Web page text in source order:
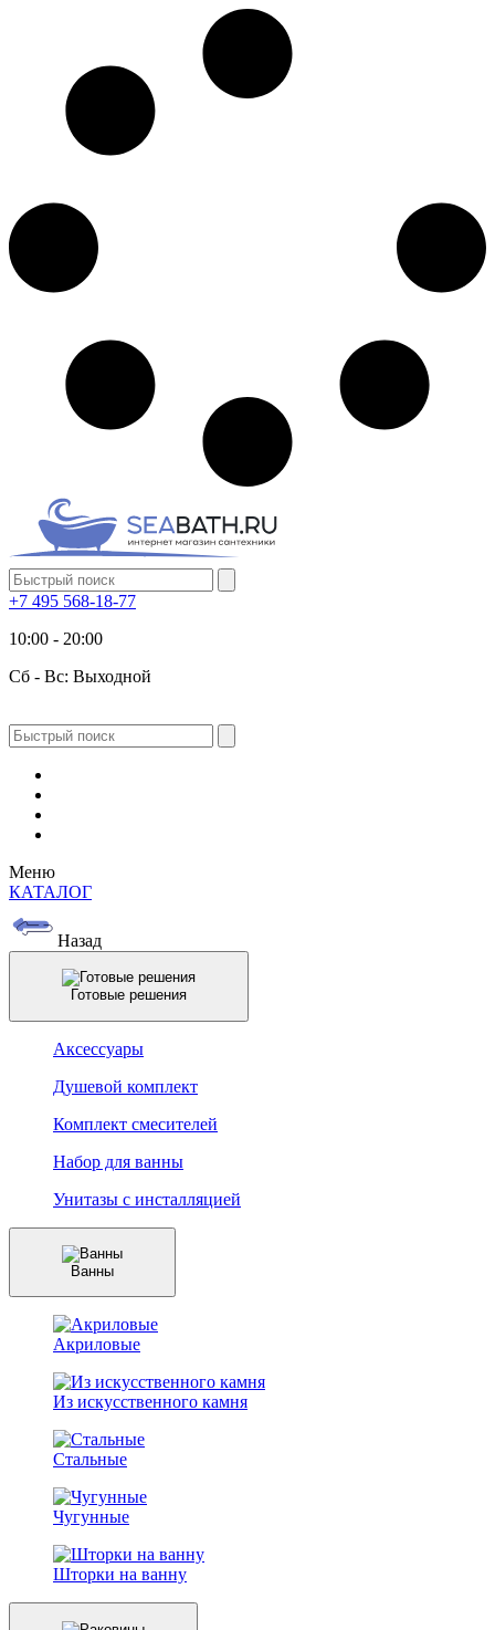
+7 495 568-18-77
10:00 - 20:00
Сб - Вс: Выходной
Меню
КАТАЛОГ
Назад
Готовые решения
Аксессуары
Душевой комплект
Комплект смесителей
Набор для ванны
Унитазы с инсталляцией
Ванны
Акриловые
Из искусственного камня
Стальные
Чугунные
Шторки на ванну